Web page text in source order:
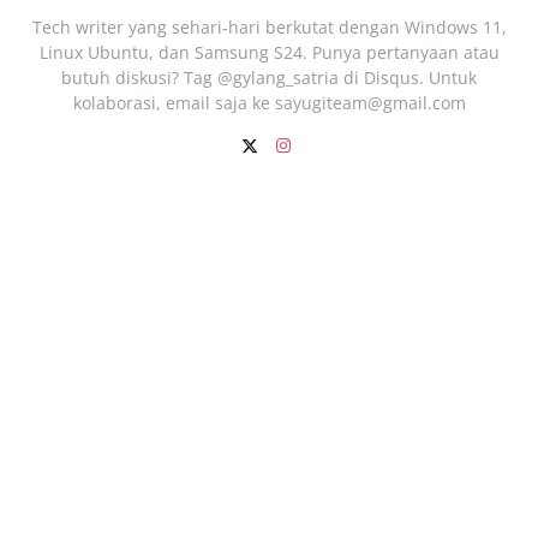
Tech writer yang sehari‑hari berkutat dengan Windows 11,
Linux Ubuntu, dan Samsung S24. Punya pertanyaan atau
butuh diskusi? Tag @gylang_satria di Disqus. Untuk
kolaborasi, email saja ke sayugiteam@gmail.com